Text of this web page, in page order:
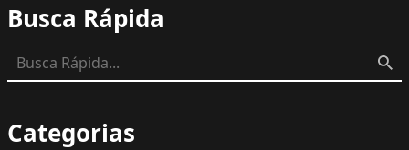
Busca Rápida
Categorias